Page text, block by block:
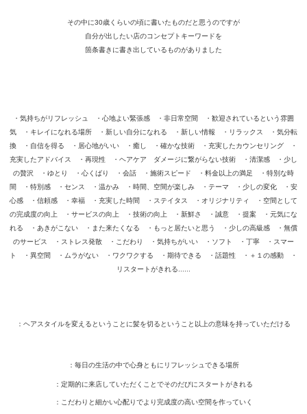
その中に30歳くらいの頃に書いたものだと思うのですが
自分が出したい店のコンセプトキーワードを
箇条書きに書き出しているものがありました
・気持ちがリフレッシュ ・心地よい緊張感 ・非日常空間 ・歓迎されているという雰囲
気 ・キレイになれる場所 ・新しい自分になれる ・新しい情報 ・リラックス ・気分転
換 ・自信を得る ・居心地がいい ・癒し ・確かな技術 ・充実したカウンセリング ・
充実したアドバイス ・再現性 ・ヘアケア ダメージに繋がらない技術 ・清潔感 ・少し
の贅沢 ・ゆとり ・心くばり ・会話 ・施術スピード ・料金以上の満足 ・特別な時
間 ・特別感 ・センス ・温かみ ・時間、空間が楽しみ ・テーマ ・少しの変化 ・安
心感 ・信頼感 ・幸福 ・充実した時間 ・ステイタス ・オリジナリティ ・空間として
の完成度の向上 ・サービスの向上 ・技術の向上 ・新鮮さ ・誠意 ・提案 ・元気にな
れる ・あきがこない ・また来たくなる ・もっと居たいと思う ・少しの高級感 ・無償
のサービス ・ストレス発散 ・こだわり ・気持ちがいい ・ソフト ・丁寧 ・スマー
ト ・異空間 ・ムラがない ・ワクワクする ・期待できる ・話題性 ・＋１の感動 ・
リスタートがきれる......
：ヘアスタイルを変えるということに髪を切るということ以上の意味を持っていただける
：毎日の生活の中で心身ともにリフレッシュできる場所
：定期的に来店していただくことでそのだびにスタートがきれる
：こだわりと細かい心配りでより完成度の高い空間を作っていく